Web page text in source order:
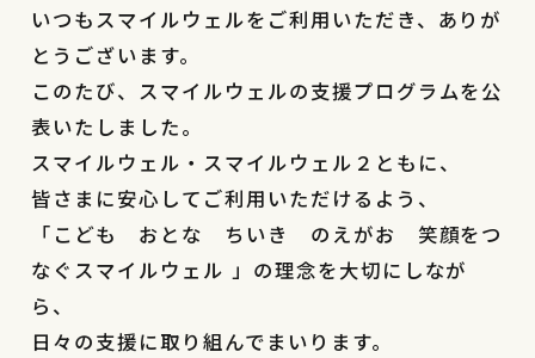
いつもスマイルウェルをご利用いただき、ありが
とうございます。
このたび、スマイルウェルの支援プログラムを公
表いたしました。
スマイルウェル・スマイルウェル２ともに、
皆さまに安心してご利用いただけるよう、
「こども おとな ちいき のえがお 笑顔をつ
なぐスマイルウェル 」の理念を大切にしなが
ら、
日々の支援に取り組んでまいります。